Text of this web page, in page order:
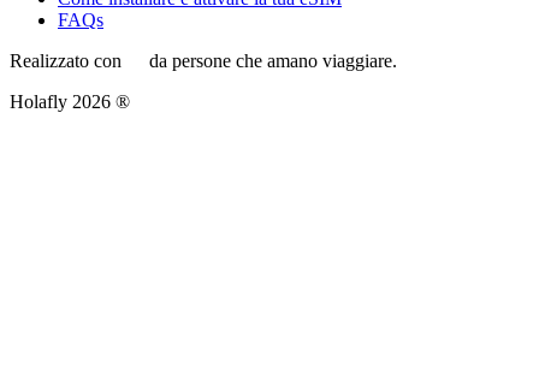
FAQs
Realizzato con
da persone che amano viaggiare.
Holafly 2026 ®